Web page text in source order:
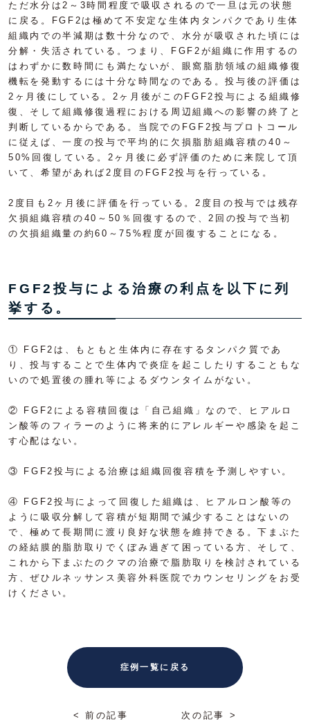
ただ水分は2～3時間程度で吸収されるので一旦は元の状態
に戻る。FGF2は極めて不安定な生体内タンパクであり生体
組織内での半減期は数十分なので、水分が吸収された頃には
分解・失活されている。つまり、FGF2が組織に作用するの
はわずかに数時間にも満たないが、眼窩脂肪領域の組織修復
機転を発動するには十分な時間なのである。投与後の評価は
2ヶ月後にしている。2ヶ月後がこのFGF2投与による組織修
復、そして組織修復過程における周辺組織への影響の終了と
判断しているからである。当院でのFGF2投与プロトコール
に従えば、一度の投与で平均的に欠損脂肪組織容積の40～
50%回復している。2ヶ月後に必ず評価のために来院して頂
いて、希望があれば2度目のFGF2投与を行っている。
2度目も2ヶ月後に評価を行っている。2度目の投与では残存
欠損組織容積の40～50％回復するので、2回の投与で当初
の欠損組織量の約60～75%程度が回復することになる。
FGF2投与による治療の利点を以下に列
挙する。
① FGF2は、もともと生体内に存在するタンパク質であ
り、投与することで生体内で炎症を起こしたりすることもな
いので処置後の腫れ等によるダウンタイムがない。
② FGF2による容積回復は「自己組織」なので、ヒアルロ
ン酸等のフィラーのように将来的にアレルギーや感染を起こ
す心配はない。
③ FGF2投与による治療は組織回復容積を予測しやすい。
④ FGF2投与によって回復した組織は、ヒアルロン酸等の
ように吸収分解して容積が短期間で減少することはないの
で、極めて長期間に渡り良好な状態を維持できる。下まぶた
の経結膜的脂肪取りでくぼみ過ぎて困っている方、そして、
これから下まぶたのクマの治療で脂肪取りを検討されている
方、ぜひルネッサンス美容外科医院でカウンセリングをお受
けください。
症例一覧に戻る
< 前の記事 次の記事 >